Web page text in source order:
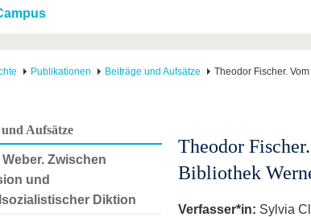
Publikationen Beiträge und Aufsätze Theodor Fischer.
Aufsätze
Zwischen
und
Diktion
Theodor
Bibliothek
Verfasser*in: Sylvia